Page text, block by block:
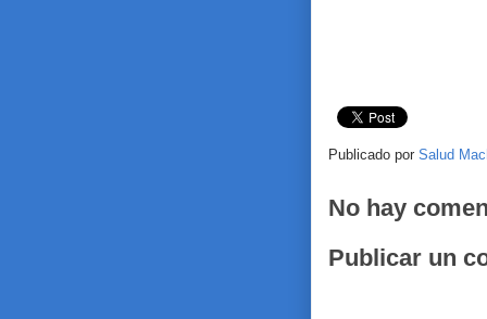
Publicado por Salud
No hay
Publicar un